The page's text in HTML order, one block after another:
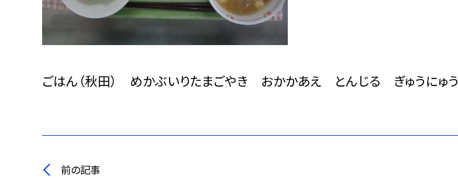
ごはん（秋田） めかぶいりたまごやき おかかあえ とんじる ぎゅうにゅう
前の記事